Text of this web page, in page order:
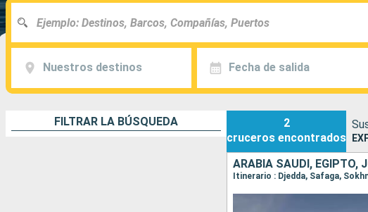
Nuestros destinos Fecha de salida
FILTRAR LA BÚSQUEDA
2
cruceros encontrados
ARABIA SAUDÍ, EGIPTO,
Itinerario : Djedda, Safaga,